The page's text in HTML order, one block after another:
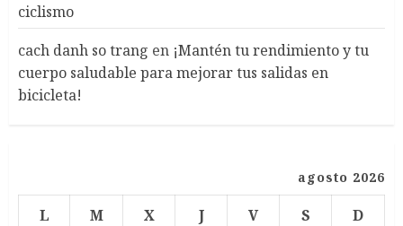
ciclismo
cach danh so trang en ¡Mantén tu rendimiento y tu
cuerpo saludable para mejorar tus salidas en
bicicleta!
agosto 2026
L M X J V S
D